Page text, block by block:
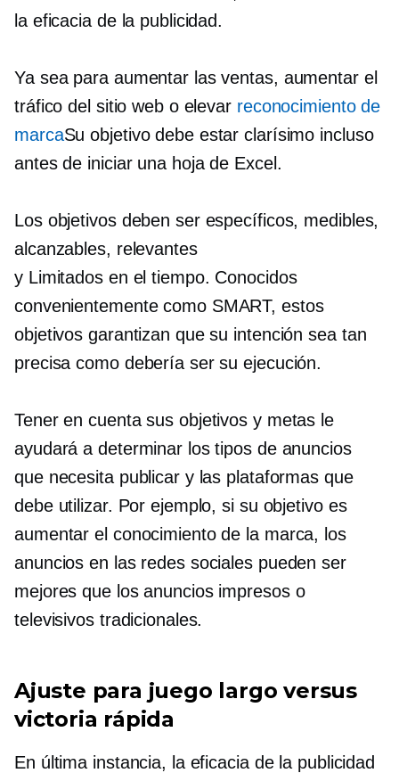
la eficacia de la publicidad.
Ya sea para aumentar las ventas, aumentar el
tráfico del sitio web o elevar reconocimiento de
marcaSu objetivo debe estar clarísimo incluso
antes de iniciar una hoja de Excel.
Los objetivos deben ser específicos, medibles,
alcanzables, relevantes
y Limitados en el tiempo. Conocidos
convenientemente como SMART, estos
objetivos garantizan que su intención sea tan
precisa como debería ser su ejecución.
Tener en cuenta sus objetivos y metas le
ayudará a determinar los tipos de anuncios
que necesita publicar y las plataformas que
debe utilizar. Por ejemplo, si su objetivo es
aumentar el conocimiento de la marca, los
anuncios en las redes sociales pueden ser
mejores que los anuncios impresos o
televisivos tradicionales.
Ajuste para juego largo versus
victoria rápida
En última instancia, la eficacia de la publicidad